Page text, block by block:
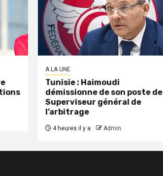
A LA UNE
Tunisie : Haimoudi
démissionne de son poste de
Superviseur général de
l’arbitrage
4 heures il y a Admin